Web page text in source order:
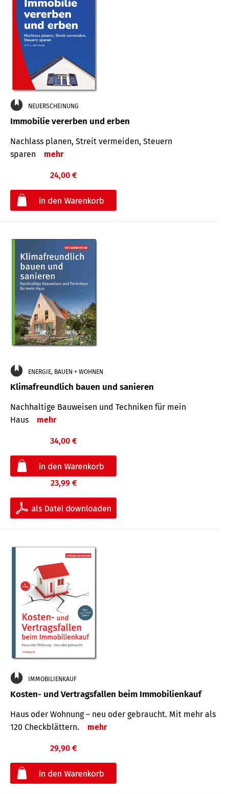
NEUERSCHEINUNG
Immobilie vererben und erben
Nachlass planen, Streit vermeiden, Steuern
sparen
mehr
24,00 €
ENERGIE, BAUEN + WOHNEN
Klimafreundlich bauen und sanieren
Nachhaltige Bauweisen und Techniken für mein
Haus
mehr
34,00 €
23,99 €
IMMOBILIENKAUF
Kosten- und Vertragsfallen beim Immobilienkauf
Haus oder Wohnung – neu oder gebraucht. Mit mehr als
120 Check­blättern.
mehr
29,90 €